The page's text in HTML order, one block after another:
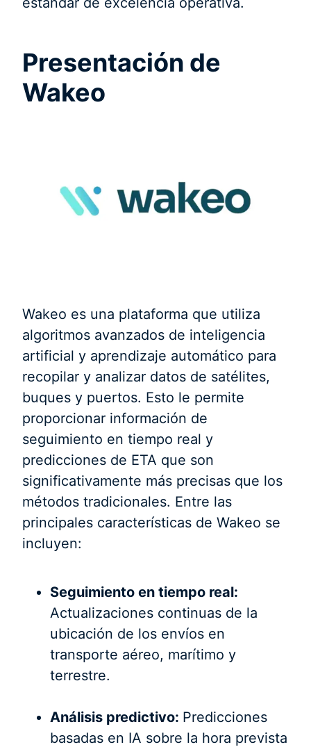
Presentación de
Wakeo
Wakeo es una plataforma que utiliza
algoritmos avanzados de inteligencia
artificial y aprendizaje automático para
recopilar y analizar datos de satélites,
buques y puertos. Esto le permite
proporcionar información de
seguimiento en tiempo real y
predicciones de ETA que son
significativamente más precisas que los
métodos tradicionales. Entre las
principales características de Wakeo se
incluyen:
Seguimiento en tiempo real:
Actualizaciones continuas de la
ubicación de los envíos en
transporte aéreo, marítimo y
terrestre.
Análisis predictivo: Predicciones
basadas en IA sobre la hora prevista